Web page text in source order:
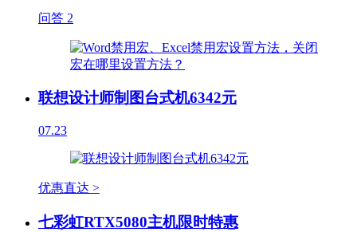
问答 2
联想设计师制图台式机6342元
07.23
优惠直达 >
七彩虹RTX5080主机限时特惠